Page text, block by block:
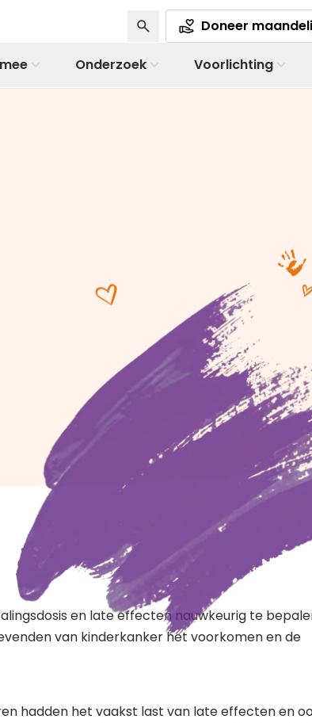
Doneer
Onderzoek Voorlichting
en late effecten nauwkeurig te
van kinderkanker het voorkomen en de
hadden het vaakst last van late effecten en